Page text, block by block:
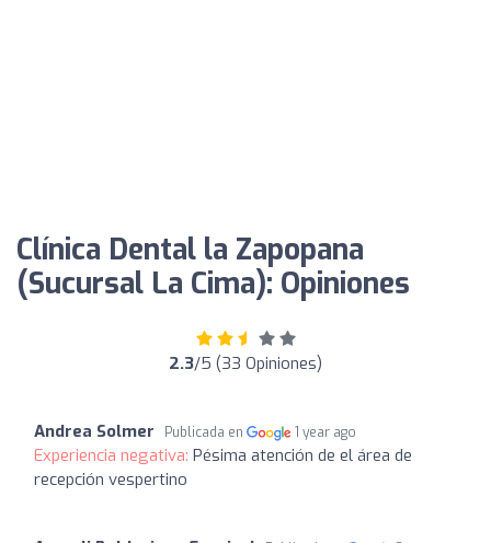
Clínica Dental la Zapopana
(Sucursal La Cima): Opiniones
2.3/5 (33 Opiniones)
Andrea Solmer Publicada en 1 year ago
Experiencia negativa: Pésima atención de el área de
recepción vespertino